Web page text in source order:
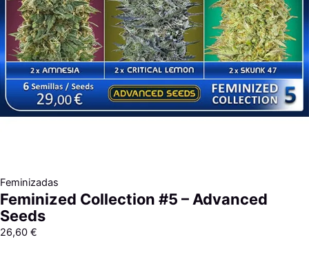
Feminizadas
Feminized Collection #5 – Advanced
Seeds
26,60 €